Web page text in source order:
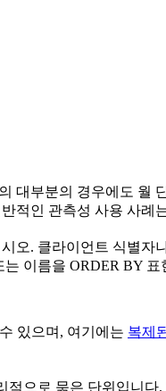
대부분의 경우에도 월
적인 관측성 사용 사례
오. 클라이언트 식별자
이름을 ORDER BY
있으며, 여기에는 복제
으로 묶은 단위입니다